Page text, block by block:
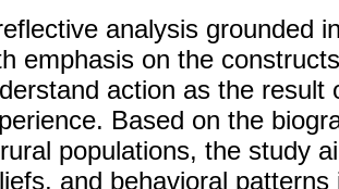
analysis grounded
emphasis on the
action as the result
Based on the
populations, the study
and behavioral